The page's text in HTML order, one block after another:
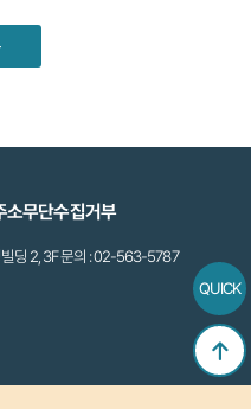
소무단수집거부
딩 2, 3F 문의 : 02-563-5787
QUICK